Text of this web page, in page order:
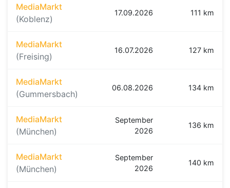
MediaMarkt
(Koblenz)
17.09.2026 111 km
MediaMarkt
(Freising)
16.07.2026 127 km
MediaMarkt
(Gummersbach)
06.08.2026 134 km
MediaMarkt
(München)
September
2026
136 km
MediaMarkt
(München)
September
2026
140 km